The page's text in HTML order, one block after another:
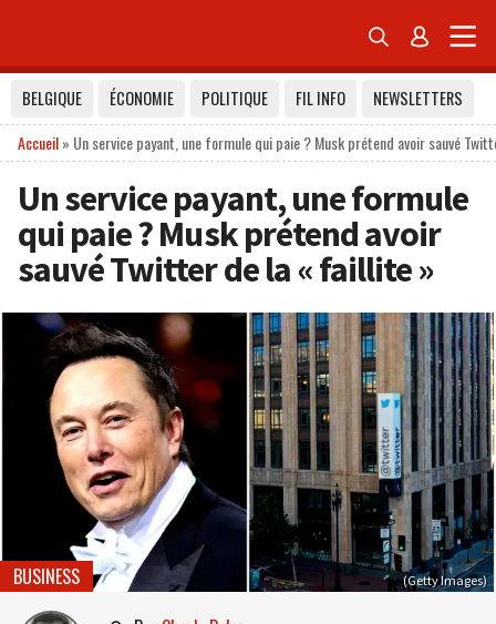
 
BELGIQUE ÉCONOMIE POLITIQUE FIL INFO
NEWSLETTERS
Accueil» Un service payant, une formule qui paie ? Musk prétend avoir sauvé
Un service payant, une formule
qui paie ? Musk prétend avoir
sauvé Twitter de la « faillite »
(Getty Images)
BUSINESS